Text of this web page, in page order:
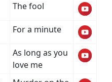
The fool
For a minute
As long as you
love me